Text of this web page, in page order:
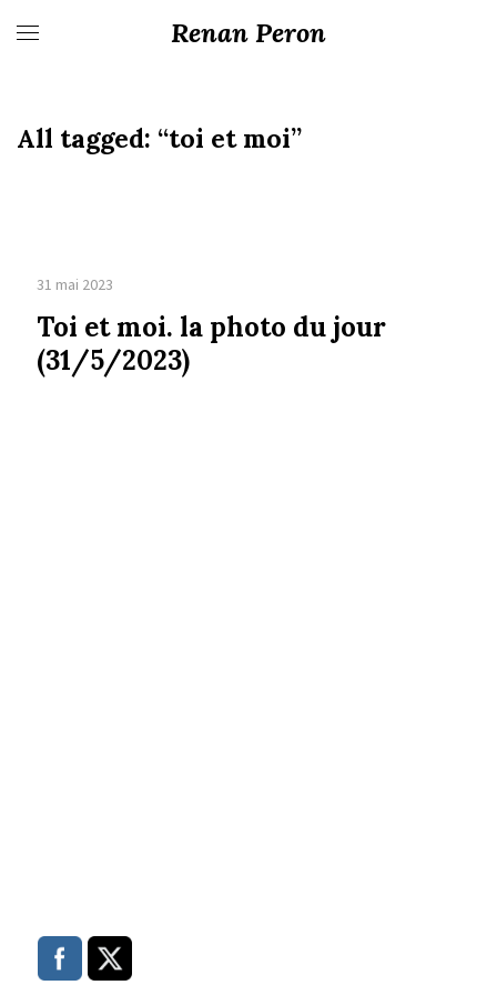
Renan Peron
All tagged: “toi et moi”
31 mai 2023
Toi et moi. la photo du jour
(31/5/2023)